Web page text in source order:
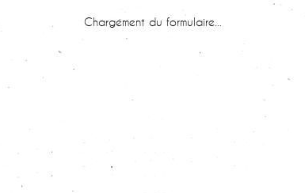
Chargement du formulaire...